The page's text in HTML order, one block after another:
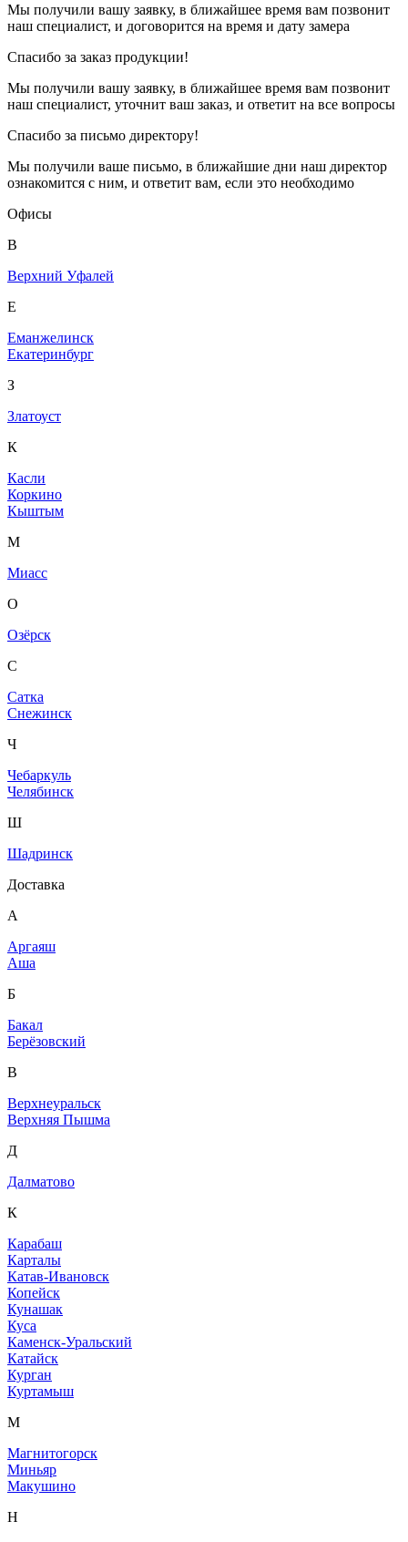
Мы получили вашу заявку, в ближайшее время вам позвонит
наш специалист, и договорится на время и дату замера
Спасибо за заказ продукции!
Мы получили вашу заявку, в ближайшее время вам позвонит
наш специалист, уточнит ваш заказ, и ответит на все вопросы
Спасибо за письмо директору!
Мы получили ваше письмо, в ближайшие дни наш директор
ознакомится с ним, и ответит вам, если это необходимо
Офисы
В
Верхний Уфалей
Е
Еманжелинск
Екатеринбург
З
Златоуст
К
Касли
Коркино
Кыштым
М
Миасс
О
Озёрск
С
Сатка
Снежинск
Ч
Чебаркуль
Челябинск
Ш
Шадринск
Доставка
А
Аргаяш
Аша
Б
Бакал
Берёзовский
В
Верхнеуральск
Верхняя Пышма
Д
Далматово
К
Карабаш
Карталы
Катав-Ивановск
Копейск
Кунашак
Куса
Каменск-Уральский
Катайск
Курган
Куртамыш
М
Магнитогорск
Миньяр
Макушино
Н